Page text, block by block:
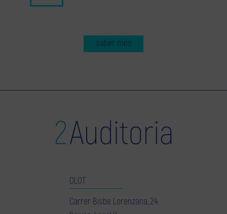
saber més
OLOT
Carrer Bisbe Lorenzana, 24